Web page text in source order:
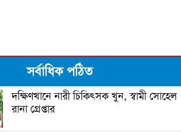
সর্বাধিক পঠিত
দক্ষিণখানে নারী চিকিৎসক খুন, স্বামী সোহেল
রানা গ্রেপ্তার